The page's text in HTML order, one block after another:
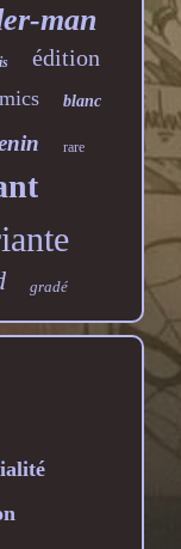
man
édition
blanc
rare
gradé